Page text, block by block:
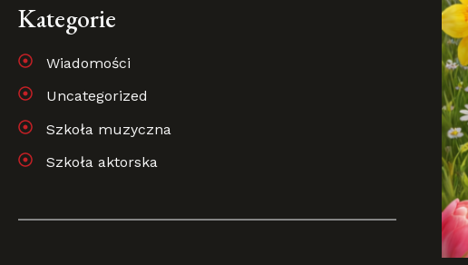
Kategorie
Wiadomości
Uncategorized
Szkoła muzyczna
Szkoła aktorska